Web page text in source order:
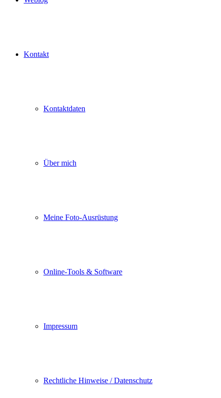
Kontakt
Kontaktdaten
Über mich
Meine Foto-Ausrüstung
Online-Tools & Software
Impressum
Rechtliche Hinweise / Datenschutz